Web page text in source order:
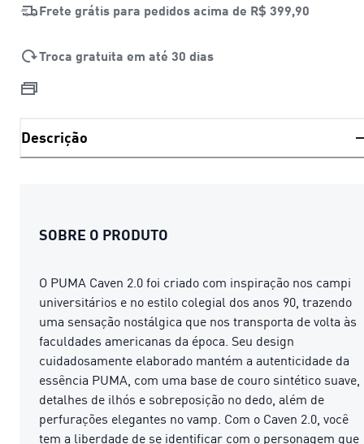
Frete grátis para pedidos acima de R$ 399,90
Troca gratuita em até 30 dias
Descrição
SOBRE O PRODUTO
O PUMA Caven 2.0 foi criado com inspiração nos campi
universitários e no estilo colegial dos anos 90, trazendo
uma sensação nostálgica que nos transporta de volta às
faculdades americanas da época. Seu design
cuidadosamente elaborado mantém a autenticidade da
essência PUMA, com uma base de couro sintético suave,
detalhes de ilhós e sobreposição no dedo, além de
perfurações elegantes no vamp. Com o Caven 2.0, você
tem a liberdade de se identificar com o personagem que